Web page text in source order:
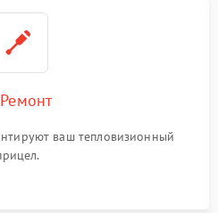
ваш тепловизионный